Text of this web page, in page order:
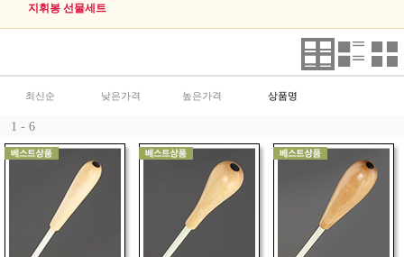
지휘봉 선물세트
최신순 낮은가격 높은가격 상품명
1 - 6